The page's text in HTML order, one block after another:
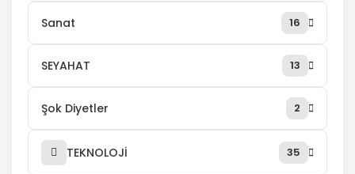
Sanat 16
SEYAHAT 13
Şok Diyetler 2
TEKNOLOJİ 35